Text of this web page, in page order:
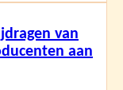
van
aan